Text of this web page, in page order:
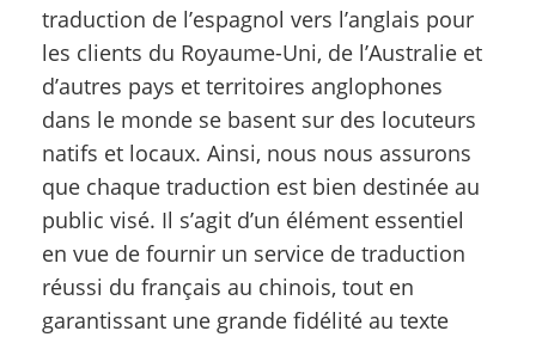
traduction de l’espagnol vers l’anglais pour
les clients du Royaume-Uni, de l’Australie et
d’autres pays et territoires anglophones
dans le monde se basent sur des locuteurs
natifs et locaux. Ainsi, nous nous assurons
que chaque traduction est bien destinée au
public visé. Il s’agit d’un élément essentiel
en vue de fournir un service de traduction
réussi du français au chinois, tout en
garantissant une grande fidélité au texte